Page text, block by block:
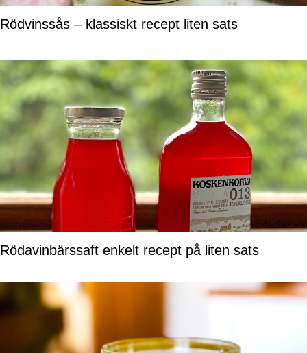
Rödvinssås – klassiskt recept liten sats
Rödavinbärssaft enkelt recept på liten sats